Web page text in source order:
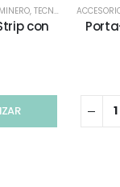
, TECNOLOGÍA / CELULAR / COMPUTACIÓN / AUDIO
con